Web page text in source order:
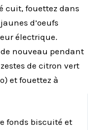
cuit, fouettez dans
d’oeufs
électrique.
nouveau pendant
de citron vert
et fouettez à
fonds biscuité et